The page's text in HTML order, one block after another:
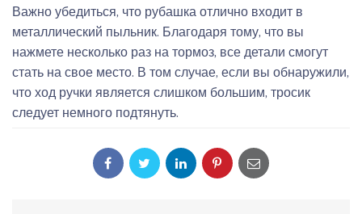
Важно убедиться, что рубашка отлично входит в
металлический пыльник. Благодаря тому, что вы
нажмете несколько раз на тормоз, все детали смогут
стать на свое место. В том случае, если вы обнаружили,
что ход ручки является слишком большим, тросик
следует немного подтянуть.